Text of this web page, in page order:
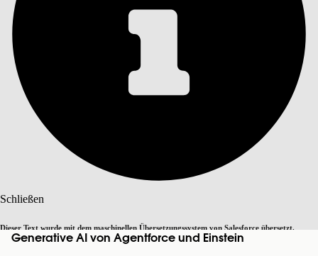
Schließen
Dieser Text wurde mit dem maschinellen Übersetzungssystem von Salesforce übersetzt.
Weitere Details finden Sie hier. Zu Englisch wechseln Nicht jetzt
Generative AI von Agentforce und Einstein